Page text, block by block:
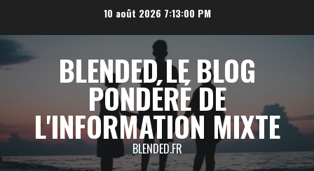
contenu
10 août 2026 7:13:01 PM
BLENDED LE BLOG
PONDÉRÉ DE
L'INFORMATION MIXTE
BLENDED.FR